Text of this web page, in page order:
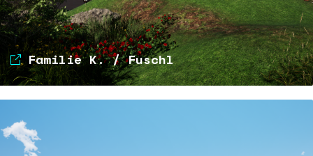
Familie K. / Fuschl